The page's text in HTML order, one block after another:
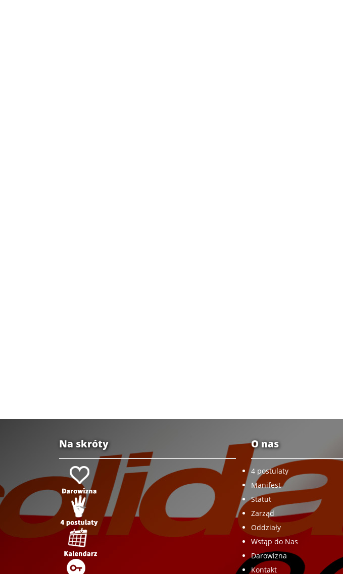
Na skróty O nas
4 postulaty
Manifest
Statut
Zarząd
Oddziały
Wstąp do Nas
Darowizna
Kontakt